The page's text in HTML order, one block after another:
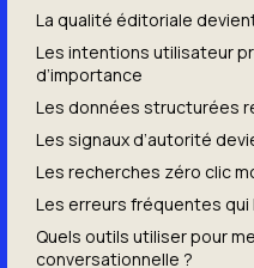
La qualité éditoriale
Les intentions utilisateur
d’importance
Les données structurées
Les signaux d’autorité
Les recherches zéro clic
Les erreurs fréquentes
Quels outils utiliser pour
conversationnelle ?